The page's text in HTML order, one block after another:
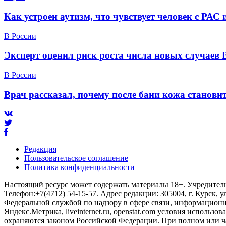
Как устроен аутизм, что чувствует человек с
В России
Эксперт оценил риск роста числа новых
В России
Врач рассказал, почему после бани кожа
Редакция
Пользовательское соглашение
Политика конфиденциальности
Настоящий ресурс может содержать материалы 18+.
Телефон:+7(4712) 54-15-57. Адрес редакции: 305004, г. Курск,
Федеральной службой по надзору в сфере связи,
Яндекс.Метрика, liveinternet.ru, openstat.com условия
охраняются законом Российской Федерации. При полном или